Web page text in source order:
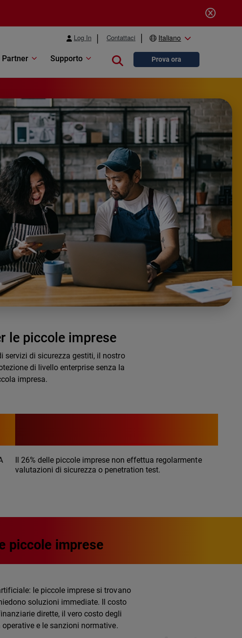
Log In Contattaci Italiano
Partner Supporto Close searchProva ora
le piccole imprese
servizi di sicurezza gestiti, il nostro
di livello enterprise senza la
impresa.
Il 26% delle piccole imprese non effettua regolarmente
valutazioni di sicurezza o penetration test.
piccole imprese
le piccole imprese si trovano
soluzioni immediate. Il costo
dirette, il vero costo degli
e le sanzioni normative.